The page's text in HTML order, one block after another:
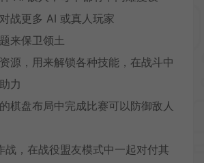
战更多 AI 或真人玩家
来保卫领土
源，用来解锁各种技能，在战斗中
力
棋盘布局中完成比赛可以防御敌人
战，在战役盟友模式中一起对付其